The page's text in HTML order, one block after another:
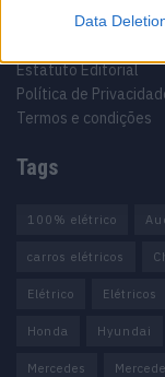
Data
Assinaturas
Estatuto Editorial
Política de
Termos e condições
Tags
100% elétrico
carros elétricos
Elétrico Elétricos
Honda Hyundai
Mercedes